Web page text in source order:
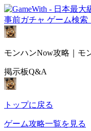
事前ガチャ ゲーム検索
モンハンNow攻略｜モ
掲示板Q&A
トップに戻る
ゲーム攻略一覧を見る